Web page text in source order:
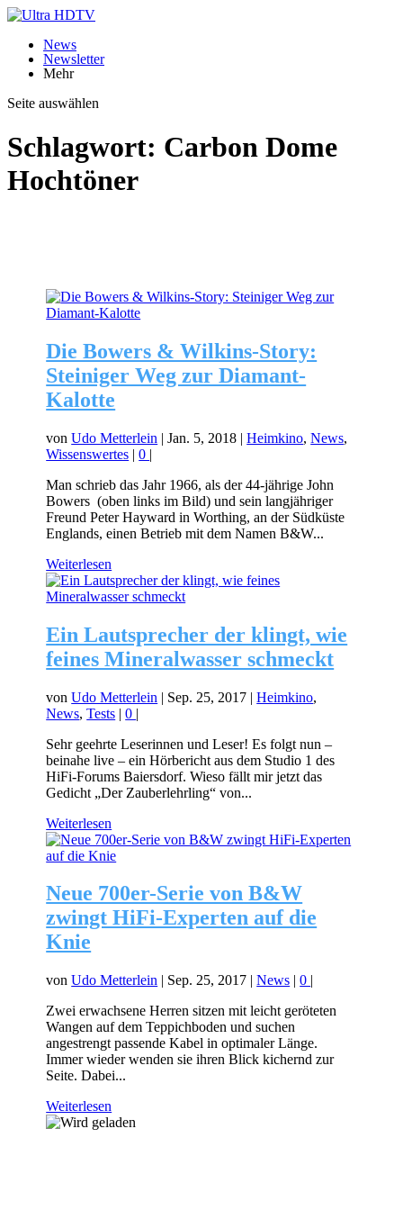
News
Newsletter
Mehr
Seite auswählen
Schlagwort: Carbon Dome
Hochtöner
Die Bowers & Wilkins-Story:
Steiniger Weg zur Diamant-
Kalotte
vonUdo Metterlein |Jan. 5, 2018 |Heimkino,News,
Wissenswertes |0 |
Man schrieb das Jahr 1966, als der 44-jährige John
Bowers (oben links im Bild) und sein langjähriger
Freund Peter Hayward in Worthing, an der Südküste
Englands, einen Betrieb mit dem Namen B&W...
Weiterlesen
Ein Lautsprecher der klingt, wie
feines Mineralwasser schmeckt
vonUdo Metterlein | Sep. 25, 2017 |Heimkino,
News,Tests |0 |
Sehr geehrte Leserinnen und Leser! Es folgt nun –
beinahe live – ein Hörbericht aus dem Studio 1 des
HiFi-Forums Baiersdorf. Wieso fällt mir jetzt das
Gedicht „Der Zauberlehrling“ von...
Weiterlesen
Neue 700er-Serie von B&W
zwingt HiFi-Experten auf die
Knie
vonUdo Metterlein | Sep. 25, 2017 |News |0 |
Zwei erwachsene Herren sitzen mit leicht geröteten
Wangen auf dem Teppichboden und suchen
angestrengt passende Kabel in optimaler Länge.
Immer wieder wenden sie ihren Blick kichernd zur
Seite. Dabei...
Weiterlesen